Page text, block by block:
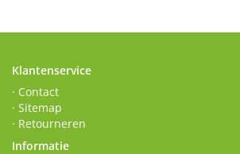
Klantenservice
· Contact
· Sitemap
· Retourneren
Informatie